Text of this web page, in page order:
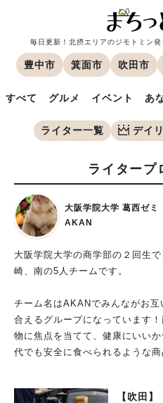
毎日更新！北摂エリアのジモトミン
豊中市 箕面市 吹田市
すべて グルメ イベント あ
ライター一覧 デイ
ライタープ
大阪学院大学 葛西ゼミ
AKAN
大阪学院大学の商学部の２回生
崎、南の5人チームです。
チーム名はAKANでみんながお
合えるグループになっています
物に焦点を当てて、健康にいい
代でも安全に食べられるような
【吹田